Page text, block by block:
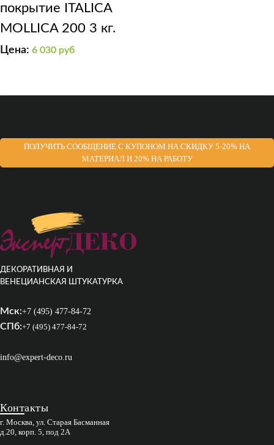
покрытие ITALICA
MOLLICA 200 3 кг.
Цена: 6 030 руб
ПОЛУЧИТЬ СООБЩЕНИЕ С КУПОНОМ НА СКИДКУ 5-20% НА
МАТЕРИАЛ И 20% НА РАБОТУ
ДЕКОРАТИВНАЯ И
ВЕНЕЦИАНСКАЯ ШТУКАТУРКА
Мск:+7 (495) 477-84-72
СПб:+7 (495) 477-84-72
info@expert-deco.ru
Контакты
г. Москва, ул. Старая Басманная
д.20, корп. 5, под 2А